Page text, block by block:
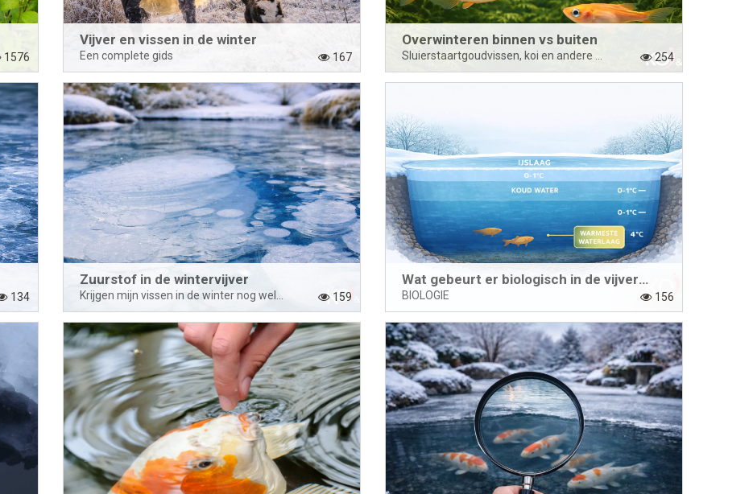
1576
Vijver en vissen in de winter
Een complete gids 167
Overwinteren binnen vs buiten
254
134
Zuurstof in de wintervijver
159
Wat gebeurt er biologisch in de vijver in de winter?
BIOLOGIE 156